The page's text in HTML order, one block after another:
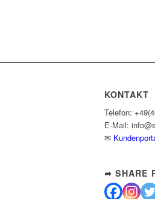
KONTAKT
Telefon:
E-Mail:
✉
➦ SHARE